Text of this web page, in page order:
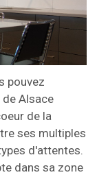
pouvez
Alsace
de la
ses multiples
d'attentes.
dans sa zone